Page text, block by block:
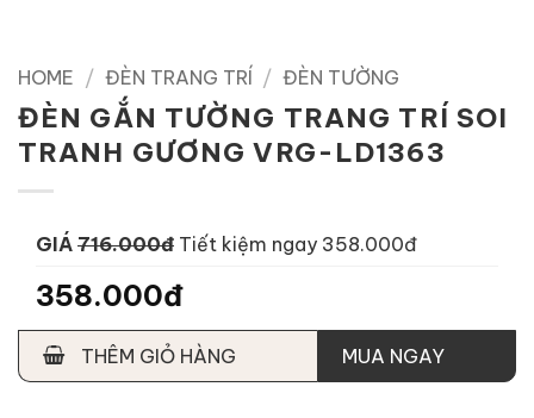
HOME / ĐÈN TRANG TRÍ / ĐÈN TƯỜNG
ĐÈN GẮN TƯỜNG TRANG TRÍ SOI
TRANH GƯƠNG VRG-LD1363
GIÁ 716.000đ Tiết kiệm ngay 358.000đ
358.000đ
THÊM GIỎ HÀNG MUA NGAY